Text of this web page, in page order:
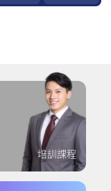
培訓課程